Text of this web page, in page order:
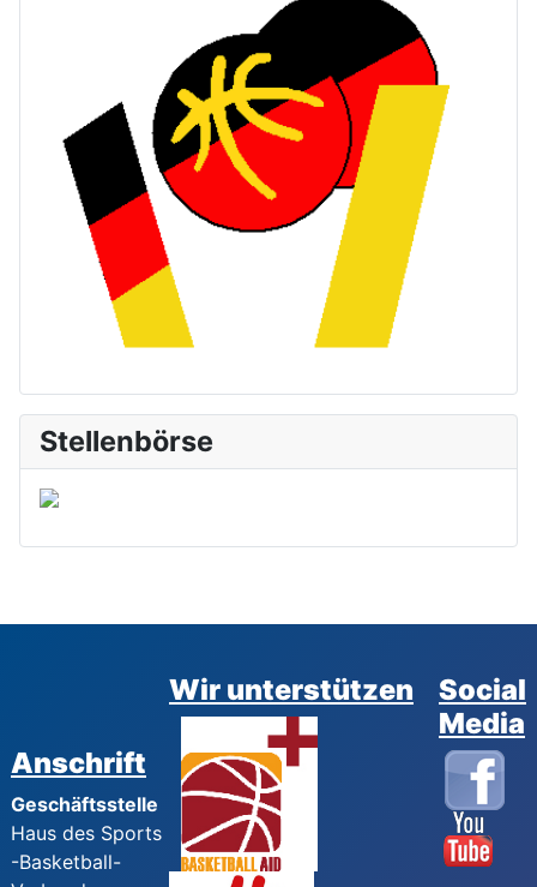
Stellenbörse
Anschrift
Geschäftsstelle
Haus des Sports
-Basketball-
Wir unterstützen
Social
Media